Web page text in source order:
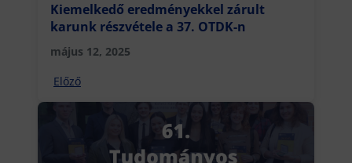
Kiemelkedő eredményekkel zárult
karunk részvétele a 37. OTDK-n
május 12, 2025
Előző